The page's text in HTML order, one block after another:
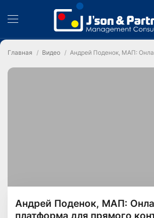
Главная Видео Андрей Поденок, МАП:
Андрей Поденок, МАП:
платформа для прямого